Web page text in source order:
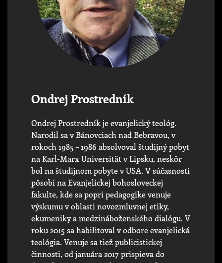
Ondrej Prostredník
Ondrej Prostredník je evanjelický teológ.
Narodil sa v Bánovciach nad Bebravou, v
rokoch 1985 – 1986 absolvoval študijný pobyt
na Karl-Marx Universität v Lipsku, neskôr
bol na študijnom pobyte v USA. V súčasnosti
pôsobí na Evanjelickej bohosloveckej
fakulte, kde sa popri pedagogike venuje
výskumu v oblasti novozmluvnej etiky,
ekumeniky a medzináboženského dialógu. V
roku 2015 sa habilitoval v odbore evanjelická
teológia. Venuje sa tiež publicistickej
činnosti, od januára 2017 prispieva do